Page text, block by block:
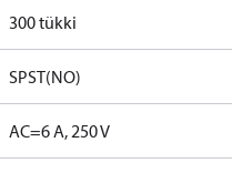
300 tükki
SPST(NO)
AC=6 A, 250 V